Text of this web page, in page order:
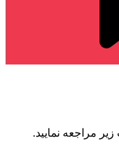
مراجعه نمایید.